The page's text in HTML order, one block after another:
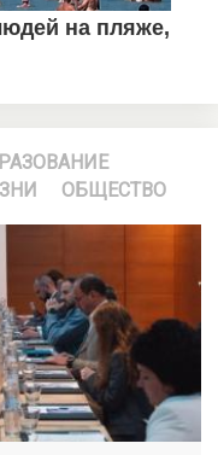
ОБЩЕСТВО